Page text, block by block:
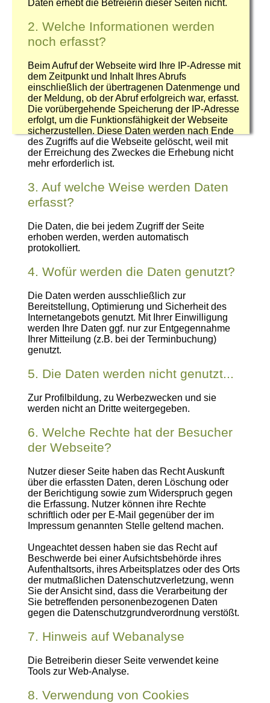
Daten erhebt die Betreierin dieser Seiten nicht.
2. Welche Informationen werden
noch erfasst?
Beim Aufruf der Webseite wird Ihre IP-Adresse mit
dem Zeitpunkt und Inhalt Ihres Abrufs
einschließlich der übertragenen Datenmenge und
der Meldung, ob der Abruf erfolgreich war, erfasst.
Die vorübergehende Speicherung der IP-Adresse
erfolgt, um die Funktionsfähigkeit der Webseite
sicherzustellen. Diese Daten werden nach Ende
des Zugriffs auf die Webseite gelöscht, weil mit
der Erreichung des Zweckes die Erhebung nicht
mehr erforderlich ist.
3. Auf welche Weise werden Daten
erfasst?
Die Daten, die bei jedem Zugriff der Seite
erhoben werden, werden automatisch
protokolliert.
4. Wofür werden die Daten genutzt?
Die Daten werden ausschließlich zur
Bereitstellung, Optimierung und Sicherheit des
Internetangebots genutzt. Mit Ihrer Einwilligung
werden Ihre Daten ggf. nur zur Entgegennahme
Ihrer Mitteilung (z.B. bei der Terminbuchung)
genutzt.
5. Die Daten werden nicht genutzt...
Zur Profilbildung, zu Werbezwecken und sie
werden nicht an Dritte weitergegeben.
6. Welche Rechte hat der Besucher
der Webseite?
Nutzer dieser Seite haben das Recht Auskunft
über die erfassten Daten, deren Löschung oder
der Berichtigung sowie zum Widerspruch gegen
die Erfassung. Nutzer können ihre Rechte
schriftlich oder per E-Mail gegenüber der im
Impressum genannten Stelle geltend machen.
Ungeachtet dessen haben sie das Recht auf
Beschwerde bei einer Aufsichtsbehörde ihres
Aufenthaltsorts, ihres Arbeitsplatzes oder des Orts
der mutmaßlichen Datenschutzverletzung, wenn
Sie der Ansicht sind, dass die Verarbeitung der
Sie betreffenden personenbezogenen Daten
gegen die Datenschutzgrundverordnung verstößt.
7. Hinweis auf Webanalyse
Die Betreiberin dieser Seite verwendet keine
Tools zur Web-Analyse.
8. Verwendung von Cookies